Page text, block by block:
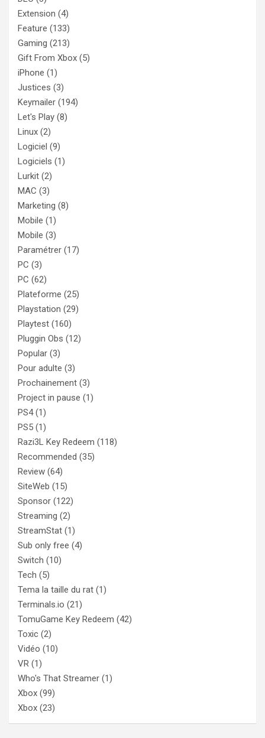
Extension (4)
Feature (133)
Gaming (213)
Gift From Xbox (5)
iPhone (1)
Justices (3)
Keymailer (194)
Let's Play (8)
Linux (2)
Logiciel (9)
Logiciels (1)
Lurkit (2)
MAC (3)
Marketing (8)
Mobile (1)
Mobile (3)
Paramétrer (17)
PC (3)
PC (62)
Plateforme (25)
Playstation (29)
Playtest (160)
Pluggin Obs (12)
Popular (3)
Pour adulte (3)
Prochainement (3)
Project in pause (1)
PS4(1)
PS5 (1)
Razi3L Key Redeem (118)
Recommended (35)
Review (64)
SiteWeb (15)
Sponsor (122)
Streaming (2)
StreamStat (1)
Sub only free (4)
Switch (10)
Tech (5)
Tema la taille du rat (1)
Terminals.io (21)
TomuGame Key Redeem (42)
Toxic (2)
Vidéo (10)
VR (1)
Who's That Streamer (1)
Xbox (99)
Xbox (23)